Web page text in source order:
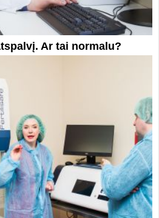
Ar tai normalu?